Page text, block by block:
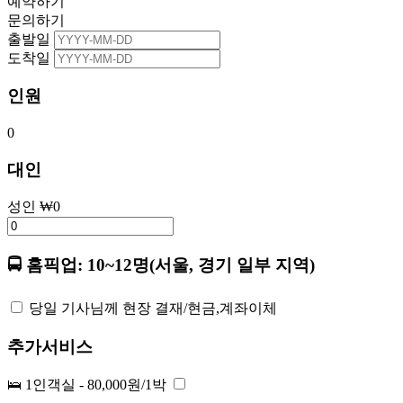
문의하기
출발일
도착일
인원
0
대인
성인 ₩0
🚍 홈픽업: 10~12명(서울, 경기 일부 지역)
당일 기사님께 현장 결재/현금,계좌이체
추가서비스
🛌 1인객실 - 80,000원/1박